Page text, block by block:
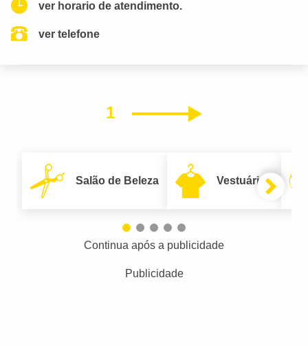
ver horario de atendimento.
ver telefone
1 Próximo
Salão de Beleza Vestuário
Continua após a publicidade
Publicidade